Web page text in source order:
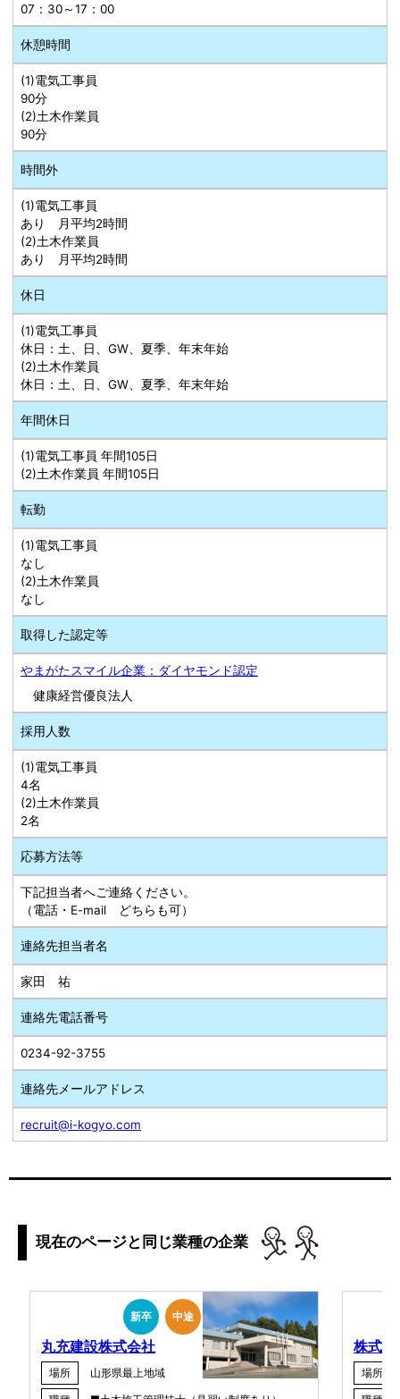
07：30～17：00
休憩時間
(1)電気工事員
90分
(2)土木作業員
90分
時間外
(1)電気工事員
あり 月平均2時間
(2)土木作業員
あり 月平均2時間
休日
(1)電気工事員
休日：土、日、GW、夏季、年末年始
(2)土木作業員
休日：土、日、GW、夏季、年末年始
年間休日
(1)電気工事員 年間105日
(2)土木作業員 年間105日
転勤
(1)電気工事員
なし
(2)土木作業員
なし
取得した認定等
やまがたスマイル企業：ダイヤモンド認定
健康経営優良法人
採用人数
(1)電気工事員
4名
(2)土木作業員
2名
応募方法等
下記担当者へご連絡ください。
（電話・E-mail どちらも可）
連絡先担当者名
家田 祐
連絡先電話番号
0234-92-3755
連絡先メールアドレス
recruit@i-kogyo.com
現在のページと同じ業種の企業
新卒 中途
丸充建設株式会社
場所
山形県最上地域
株式会
場所